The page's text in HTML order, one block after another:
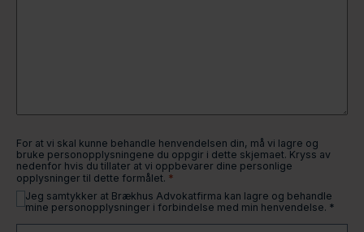
For at vi skal kunne behandle henvendelsen din, må vi lagre og
bruke personopplysningene du oppgir i dette skjemaet. Kryss av
nedenfor hvis du tillater at vi oppbevarer dine personlige
opplysninger til dette formålet. *
Jeg samtykker at Brækhus Advokatfirma kan lagre og behandle
mine personopplysninger i forbindelse med min henvendelse. *